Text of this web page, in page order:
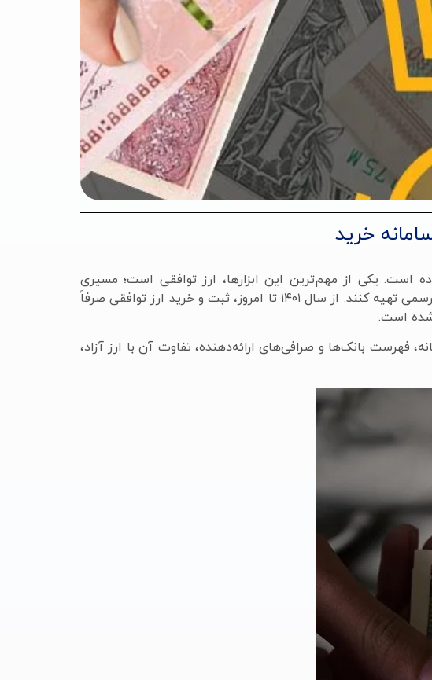
خرید
است. یکی از مهم‌ترین این ابزارها، ارز توافقی است؛ مسیری
نیمه‌دولتی که به افراد عادی امکان می‌دهد ارز مورد نیاز خود را با نرخ کمتر از بازار آزاد، ولی بالاتر از نرخ رسمی تهیه کنند. از سال ۱۴۰۱ تا امروز، ثبت و خرید ارز توافقی صرفاً
شده است.
فهرست بانک‌ها و صرافی‌های ارائه‌دهنده، تفاوت آن با ارز آزاد،